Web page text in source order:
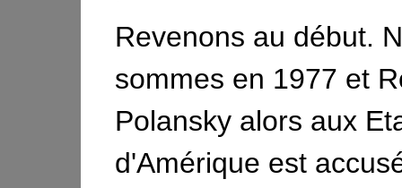
Revenons au début.
sommes en 1977 et
Polansky alors aux
d'Amérique est